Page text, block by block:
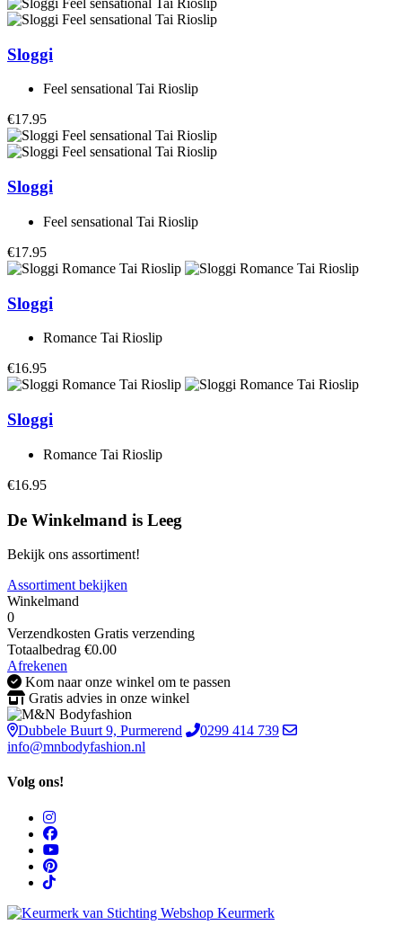
Sloggi
Feel sensational Tai Rioslip
€17.95
Sloggi
Feel sensational Tai Rioslip
€17.95
Sloggi
Romance Tai Rioslip
€16.95
Sloggi
Romance Tai Rioslip
€16.95
De Winkelmand is Leeg
Bekijk ons assortiment!
Assortiment bekijken
Winkelmand
0
Verzendkosten Gratis verzending
Totaalbedrag €0.00
Afrekenen
Kom naar onze winkel om te passen
Gratis advies in onze winkel
Dubbele Buurt 9, Purmerend
0299 414 739
info@mnbodyfashion.nl
Volg ons!